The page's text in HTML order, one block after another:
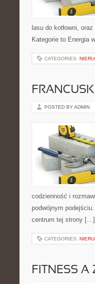
lasu do kotłowni,
Kategorie to Energia
CATEGORIES:
POSTED BY ADMIN
codzienność i
podwójnym
centrum tej strony […]
CATEGORIES:
FITNESS A